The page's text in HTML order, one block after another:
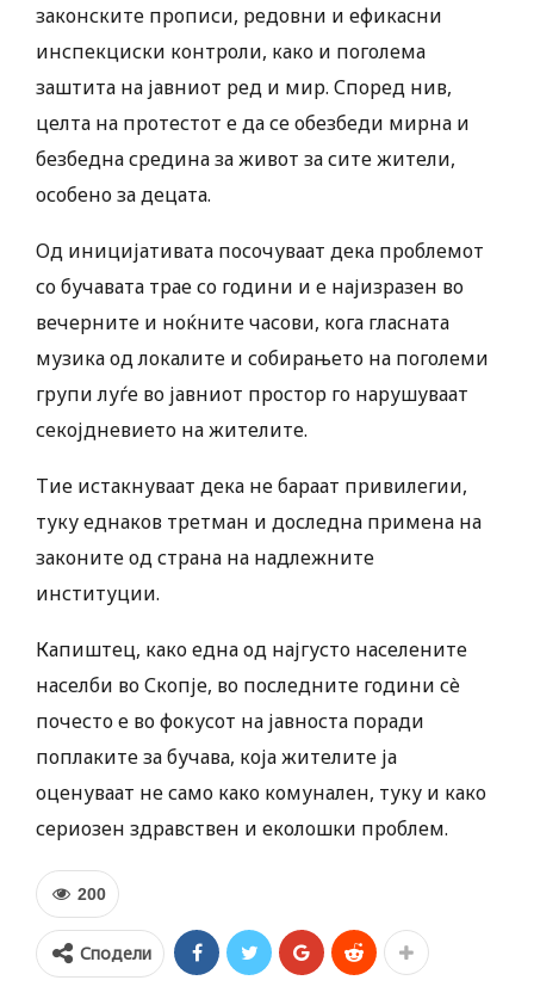
законските прописи, редовни и ефикасни
инспекциски контроли, како и поголема
заштита на јавниот ред и мир. Според нив,
целта на протестот е да се обезбеди мирна и
безбедна средина за живот за сите жители,
особено за децата.
Од иницијативата посочуваат дека проблемот
со бучавата трае со години и е најизразен во
вечерните и ноќните часови, кога гласната
музика од локалите и собирањето на поголеми
групи луѓе во јавниот простор го нарушуваат
секојдневието на жителите.
Тие истакнуваат дека не бараат привилегии,
туку еднаков третман и доследна примена на
законите од страна на надлежните
институции.
Капиштец, како една од најгусто населените
населби во Скопје, во последните години сè
почесто е во фокусот на јавноста поради
поплаките за бучава, која жителите ја
оценуваат не само како комунален, туку и како
сериозен здравствен и еколошки проблем.
200
Сподели